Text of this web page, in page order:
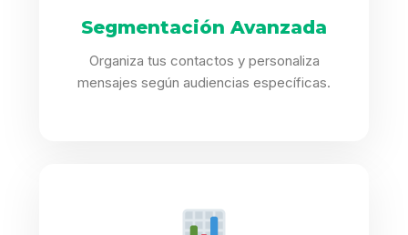
Segmentación Avanzada
Organiza tus contactos y personaliza
mensajes según audiencias específicas.